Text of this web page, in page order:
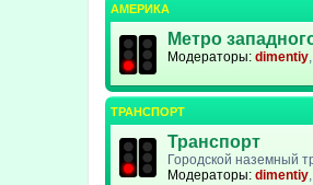
АМЕРИКА
Метро
Модераторы: dimentiy,
ТРАНСПОРТ
Транспорт
Городской наземный
Модераторы: dimentiy,